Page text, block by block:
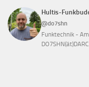
Hultis-
@do7shn
Funktechnik -